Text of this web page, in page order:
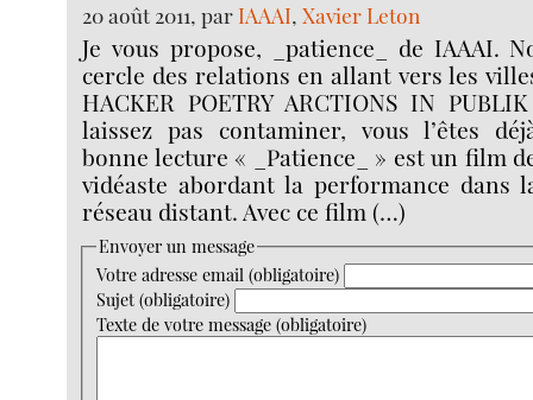
20 août 2011, parIAAAI,Xavier Leton
Je vous propose, _patience_ de IAAAI.
cercle des relations en allant vers les
HACKER POETRY ARCTIONS IN
laissez pas contaminer, vous l’êtes
bonne lecture « _Patience_ » est un film
vidéaste abordant la performance dans
réseau distant. Avec ce film (…)
Envoyer un message
Votre adresse email (obligatoire)
Sujet (obligatoire)
Texte de votre message (obligatoire)